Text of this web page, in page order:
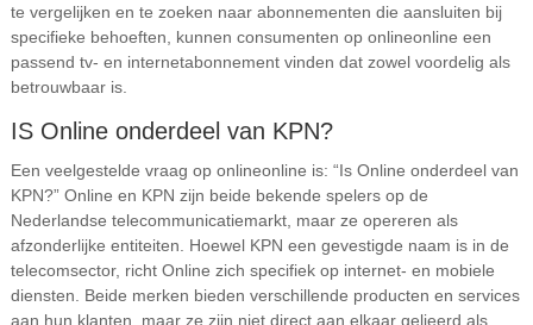
te vergelijken en te zoeken naar abonnementen die aansluiten bij
specifieke behoeften, kunnen consumenten op onlineonline een
passend tv- en internetabonnement vinden dat zowel voordelig als
betrouwbaar is.
IS Online onderdeel van KPN?
Een veelgestelde vraag op onlineonline is: “Is Online onderdeel van
KPN?” Online en KPN zijn beide bekende spelers op de
Nederlandse telecommunicatiemarkt, maar ze opereren als
afzonderlijke entiteiten. Hoewel KPN een gevestigde naam is in de
telecomsector, richt Online zich specifiek op internet- en mobiele
diensten. Beide merken bieden verschillende producten en services
aan hun klanten, maar ze zijn niet direct aan elkaar gelieerd als